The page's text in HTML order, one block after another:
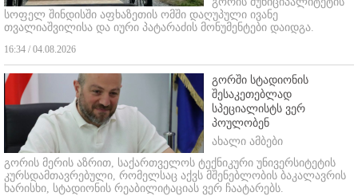
სოფელ შინდისში აფხაზეთის ომში დაღუპული ივანე
თვალიაშვილისა და იური პატარაძის მონუმენტები დაიდგა.
16:34 / 04.08.2026
გორში სტადიონის
შესაკეთებლად
სპეციალისტს ვერ
პოულობენ
ახალი ამბები
გორის მერის აზრით, საქართველოს ტექნიკური უნივერსიტეტის
კურსდამთავრებული, რომელსაც აქვს მშენებლობის ბაკალავრის
ხარისხი, სტადიონის რეაბილიტაციას ვერ ჩაატარებს.